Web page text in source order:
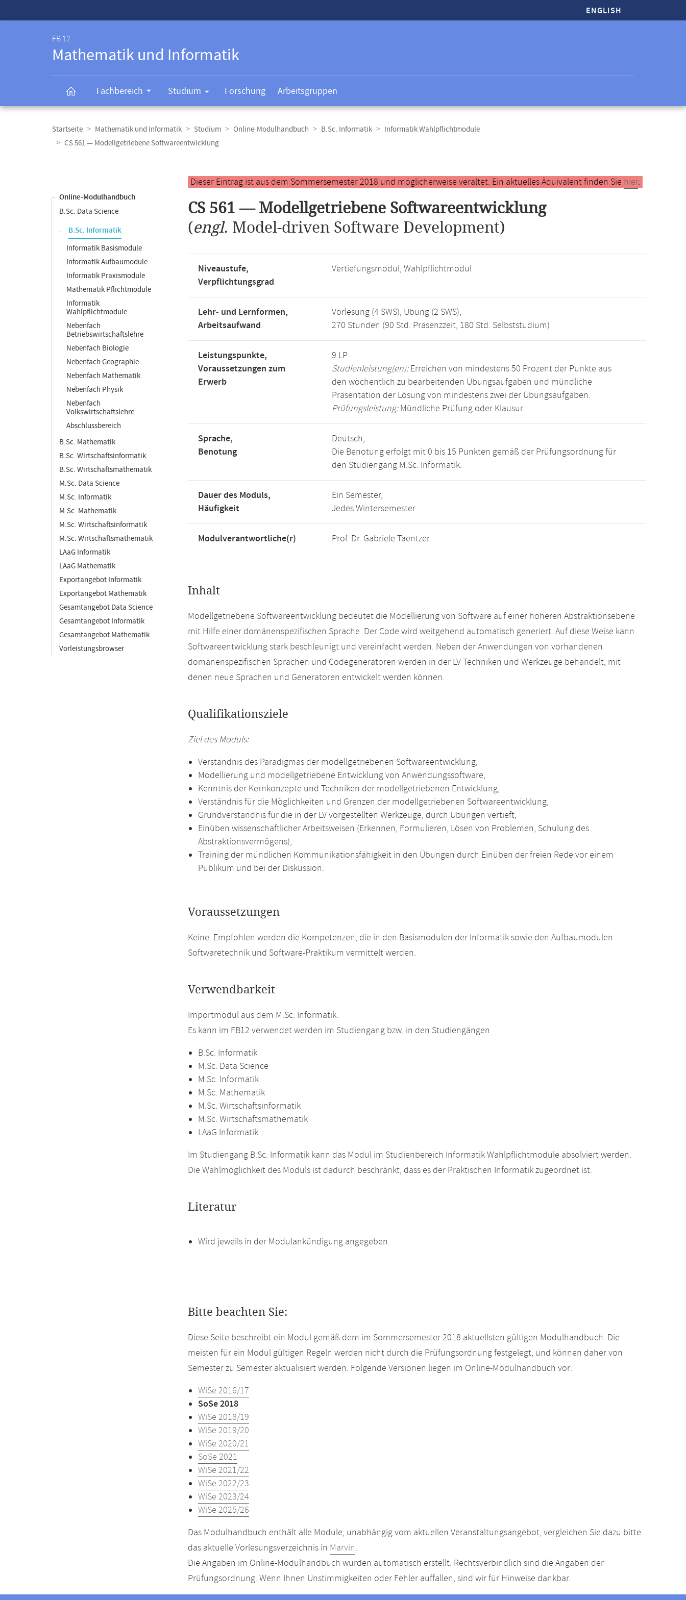
ENGLISH
FB 12
Mathematik und Informatik
Fachbereich Studium Forschung Arbeitsgruppen
Navigation
Startseite Mathematik und Informatik Studium Online-Modulhandbuch B.Sc. Informatik
Informatik Wahlpflichtmodule
CS 561 — Modellgetriebene Softwareentwicklung
Online-Modulhandbuch
B.Sc. Data Science
B.Sc. Informatik
Informatik Basismodule
Informatik Aufbaumodule
Informatik Praxismodule
Mathematik Pflichtmodule
Informatik
Wahlpflichtmodule
Nebenfach
Betriebswirtschaftslehre
Nebenfach Biologie
Nebenfach Geographie
Nebenfach Mathematik
Nebenfach Physik
Nebenfach
Volkswirtschaftslehre
Abschlussbereich
B.Sc. Mathematik
B.Sc. Wirtschaftsinformatik
B.Sc. Wirtschaftsmathematik
M.Sc. Data Science
M.Sc. Informatik
M.Sc. Mathematik
M.Sc. Wirtschaftsinformatik
M.Sc. Wirtschaftsmathematik
LAaG Informatik
LAaG Mathematik
Exportangebot Informatik
Exportangebot Mathematik
Gesamtangebot Data Science
Gesamtangebot Informatik
Gesamtangebot Mathematik
Vorleistungsbrowser
Hauptinhalt
Dieser Eintrag ist aus dem Sommersemester 2018 und möglicherweise veraltet. Ein aktuelles Äquivalent finden Sie hier.
CS 561 — Modellgetriebene Softwareentwicklung
(engl. Model-driven Software Development)
Niveaustufe,
Verpflichtungsgrad
Vertiefungsmodul, Wahlpflichtmodul
Lehr- und Lernformen,
Arbeitsaufwand
Vorlesung (4 SWS), Übung (2 SWS),
270 Stunden (90 Std. Präsenzzeit, 180 Std. Selbststudium)
Leistungspunkte,
Voraussetzungen zum
Erwerb
9 LP
Studienleistung(en):Erreichen von mindestens 50 Prozent der Punkte aus
den wöchentlich zu bearbeitenden Übungsaufgaben und mündliche
Präsentation der Lösung von mindestens zwei der Übungsaufgaben.
Prüfungsleistung:Mündliche Prüfung oder Klausur
Sprache,
Benotung
Deutsch,
Die Benotung erfolgt mit 0 bis 15 Punkten gemäß der Prüfungsordnung für
den Studiengang M.Sc. Informatik.
Dauer des Moduls,
Häufigkeit
Ein Semester,
Jedes Wintersemester
Modulverantwortliche(r) Prof. Dr. Gabriele Taentzer
Inhalt
Modellgetriebene Softwareentwicklung bedeutet die Modellierung von Software auf einer höheren Abstraktionsebene
mit Hilfe einer domänenspezifischen Sprache. Der Code wird weitgehend automatisch generiert. Auf diese Weise kann
Softwareentwicklung stark beschleunigt und vereinfacht werden. Neben der Anwendungen von vorhandenen
domänenspezifischen Sprachen und Codegeneratoren werden in der LV Techniken und Werkzeuge behandelt, mit
denen neue Sprachen und Generatoren entwickelt werden können.
Qualifikationsziele
Ziel des Moduls:
Verständnis des Paradigmas der modellgetriebenen Softwareentwicklung,
Modellierung und modellgetriebene Entwicklung von Anwendungssoftware,
Kenntnis der Kernkonzepte und Techniken der modellgetriebenen Entwicklung,
Verständnis für die Möglichkeiten und Grenzen der modellgetriebenen Softwareentwicklung,
Grundverständnis für die in der LV vorgestellten Werkzeuge, durch Übungen vertieft,
Einüben wissenschaftlicher Arbeitsweisen (Erkennen, Formulieren, Lösen von Problemen, Schulung des
Abstraktionsvermögens),
Training der mündlichen Kommunikationsfähigkeit in den Übungen durch Einüben der freien Rede vor einem
Publikum und bei der Diskussion.
Voraussetzungen
Keine. Empfohlen werden die Kompetenzen, die in den Basismodulen der Informatik sowie den Aufbaumodulen
Softwaretechnik und Software-Praktikum vermittelt werden.
Verwendbarkeit
Importmodul aus dem M.Sc. Informatik.
Es kann im FB12 verwendet werden im Studiengang bzw. in den Studiengängen
B.Sc. Informatik
M.Sc. Data Science
M.Sc. Informatik
M.Sc. Mathematik
M.Sc. Wirtschaftsinformatik
M.Sc. Wirtschaftsmathematik
LAaG Informatik
Im Studiengang B.Sc. Informatik kann das Modul im Studienbereich Informatik Wahlpflichtmodule absolviert werden.
Die Wahlmöglichkeit des Moduls ist dadurch beschränkt, dass es der Praktischen Informatik zugeordnet ist.
Literatur
Wird jeweils in der Modulankündigung angegeben.
Bitte beachten Sie:
Diese Seite beschreibt ein Modul gemäß dem im Sommersemester 2018 aktuellsten gültigen Modulhandbuch. Die
meisten für ein Modul gültigen Regeln werden nicht durch die Prüfungsordnung festgelegt, und können daher von
Semester zu Semester aktualisiert werden. Folgende Versionen liegen im Online-Modulhandbuch vor:
WiSe 2016/17
SoSe 2018
WiSe 2018/19
WiSe 2019/20
WiSe 2020/21
SoSe 2021
WiSe 2021/22
WiSe 2022/23
WiSe 2023/24
WiSe 2025/26
Das Modulhandbuch enthält alle Module, unabhängig vom aktuellen Veranstaltungsangebot, vergleichen Sie dazu bitte
das aktuelle Vorlesungsverzeichnis in Marvin.
Die Angaben im Online-Modulhandbuch wurden automatisch erstellt. Rechtsverbindlich sind die Angaben der
Prüfungsordnung. Wenn Ihnen Unstimmigkeiten oder Fehler auffallen, sind wir für Hinweise dankbar.